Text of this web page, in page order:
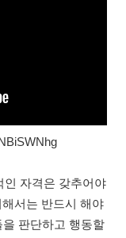
인 자격은 갖추어야
서는 반드시 해야
판단하고 행동할